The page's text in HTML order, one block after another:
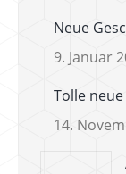
Neue
9. Januar
Tolle
14.